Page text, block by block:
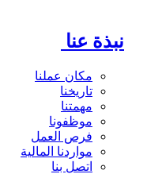
نبذة عنا
مكان عملنا
تاريخنا
مهمتنا
موظفونا
فرص العمل
مواردنا المالية
اتصل بنا